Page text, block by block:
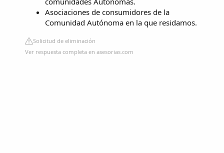
Asociaciones de consumidores de la
Comunidad Autónoma en la que residamos.
Solicitud de eliminación
Ver respuesta completa en asesorias.com